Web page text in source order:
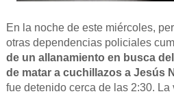
En la noche de este miércoles,
otras dependencias policiales
de un allanamiento en busca
de matar a cuchillazos a Jesús
fue detenido cerca de las 2:30.